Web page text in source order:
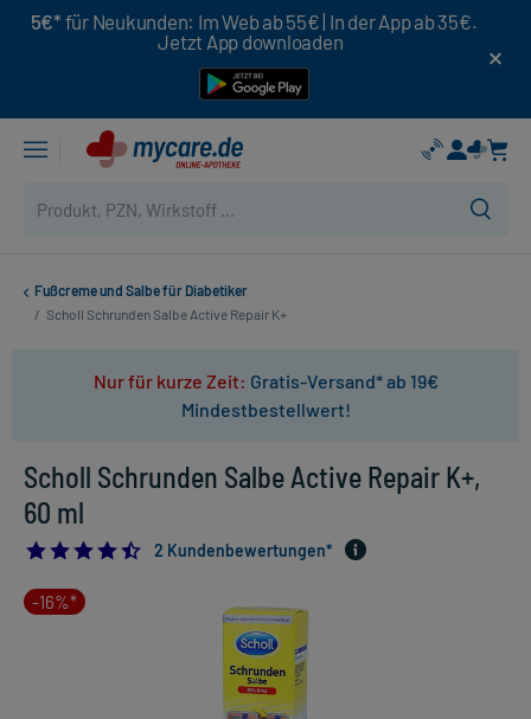
5€* für Neukunden: Im Web ab 55€ | In der App ab 35€.
Jetzt App downloaden
Fußcreme und Salbe für Diabetiker
/ Scholl Schrunden Salbe Active Repair K+
Nur für kurze Zeit: Gratis-Versand* ab 19€
Mindestbestellwert!
Scholl Schrunden Salbe Active Repair K+,
60 ml
4.5
2 Kundenbewertungen*
-16%*